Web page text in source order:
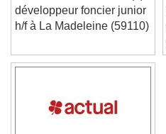
Text Edge Style
chateauneuf recrute un(e)
développeur foncier junior